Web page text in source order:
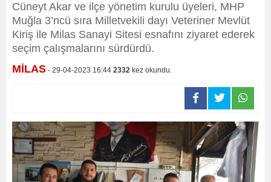
Cüneyt Akar ve ilçe yönetim kurulu üyeleri, MHP
Muğla 3’ncü sıra Milletvekili dayı Veteriner Mevlüt
Kiriş ile Milas Sanayi Sitesi esnafını ziyaret ederek
seçim çalışmalarını sürdürdü.
MİLAS - 29-04-2023 16:44 2332 kez okundu.